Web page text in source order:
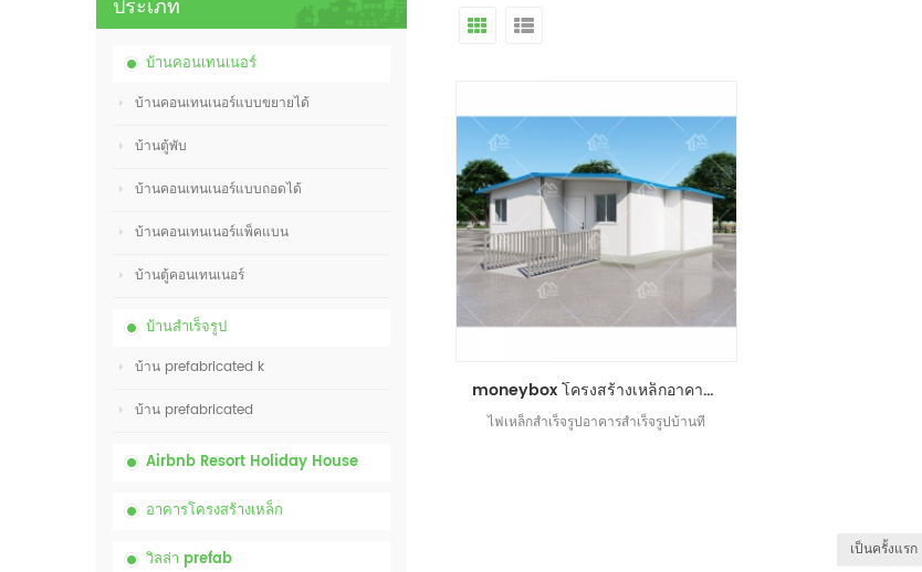
ประเภท
บ้านคอนเทนเนอร์
บ้านคอนเทนเนอร์แบบขยายได้
บ้านตู้พับ
บ้านคอนเทนเนอร์แบบถอดได้
บ้านคอนเทนเนอร์แพ็คแบน
บ้านตู้คอนเทนเนอร์
บ้านสำเร็จรูป
บ้าน prefabricated k
บ้าน prefabricated
Airbnb Resort Holiday House
อาคารโครงสร้างเหล็ก
วิลล่า prefab
moneybox โครงสร้างเหล็กอาคารสำนักงาน dormintory บ้านสำเร็จรูป t
ไฟเหล็กสำเร็จรูปอาคารสำเร็จรูปบ้านที
เป็นครั้งแรก